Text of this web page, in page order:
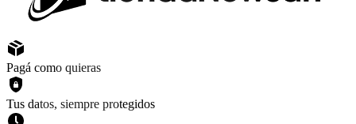
Pagá como quieras
Tus datos, siempre protegidos